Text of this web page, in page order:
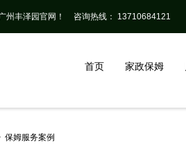
州丰泽园官网！ 咨询热线： 13710684121
首页 家政保姆
保姆服务案例